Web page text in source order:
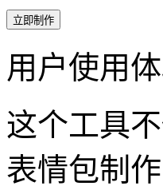
立即制作
用户使用
这个工具
表情包制